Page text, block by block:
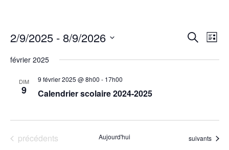
Recherche
de
Liste
2/9/2025 - 8/9/2026
une
février 2025
DIM
9
9 février 2025 @ 8h00 - 17h00
Calendrier scolaire 2024-2025
Évènements
précédents Aujourd'hui Évènements
suivants